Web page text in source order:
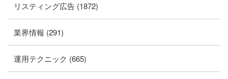
リスティング広告 (1872)
業界情報 (291)
運用テクニック (665)